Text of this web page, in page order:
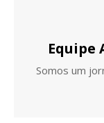
Equipe
Somos um